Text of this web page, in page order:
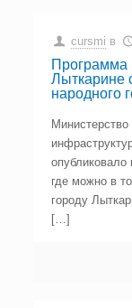
cursmi в
Программа
Лыткарине
народного
опубликовало
где можно в
городу
[…]